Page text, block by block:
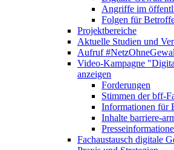
Angriffe im
Folgen für
Projektbereiche
Aktuelle Studien und
Aufruf
Video-Kampagne
anzeigen
Forderungen
Stimmen der bff-
Informationen für
Inhalte barriere-
Fachaustausch digitale